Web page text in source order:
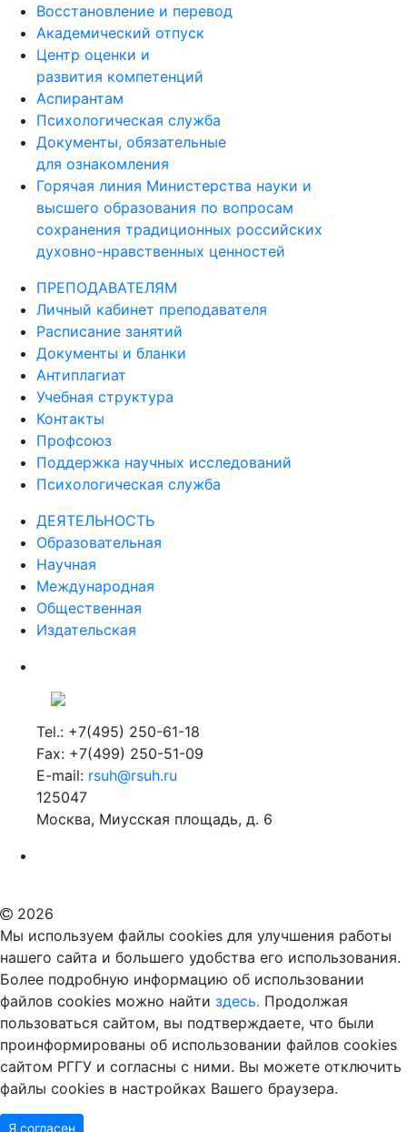
Восстановление и перевод
Академический отпуск
Центр оценки и
развития компетенций
Аспирантам
Психологическая служба
Документы, обязательные
для ознакомления
Горячая линия Министерства науки и
высшего образования по вопросам
сохранения традиционных российских
духовно-нравственных ценностей
ПРЕПОДАВАТЕЛЯМ
Личный кабинет преподавателя
Расписание занятий
Документы и бланки
Антиплагиат
Учебная структура
Контакты
Профсоюз
Поддержка научных исследований
Психологическая служба
ДЕЯТЕЛЬНОСТЬ
Образовательная
Научная
Международная
Общественная
Издательская
Tel.: +7(495) 250-61-18
Fax: +7(499) 250-51-09
E-mail: rsuh@rsuh.ru
125047
Москва, Миусская площадь, д. 6
2026
Мы используем файлы cookies для улучшения работы
нашего сайта и большего удобства его использования.
Более подробную информацию об использовании
файлов cookies можно найти здесь. Продолжая
пользоваться сайтом, вы подтверждаете, что были
проинформированы об использовании файлов cookies
сайтом РГГУ и согласны с ними. Вы можете отключить
файлы cookies в настройках Вашего браузера.
Я согласен